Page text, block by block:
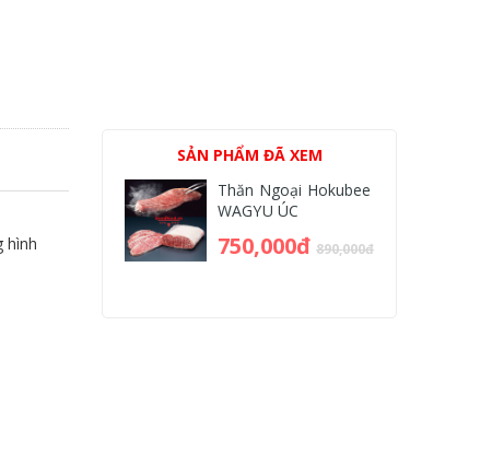
hình
SẢN PHẨM ĐÃ XEM
Thăn Ngoại Hokubee
WAGYU ÚC
750,000đ 890,000đ